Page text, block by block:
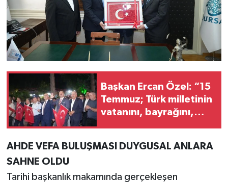
Başkan Ercan Özel: “15
Temmuz; Türk milletinin
vatanını, bayrağını,
AHDE VEFA BULUŞMASI DUYGUSAL ANLARA
SAHNE OLDU
Tarihi başkanlık makamında gerçekleşen